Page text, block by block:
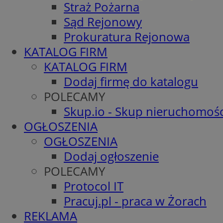
Straż Pożarna
Sąd Rejonowy
Prokuratura Rejonowa
KATALOG FIRM
KATALOG FIRM
Dodaj firmę do katalogu
POLECAMY
Skup.io - Skup
OGŁOSZENIA
OGŁOSZENIA
Dodaj ogłoszenie
POLECAMY
Protocol IT
Pracuj.pl - praca w Żorach
REKLAMA